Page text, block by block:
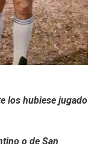
los hubiese jugado
o de San